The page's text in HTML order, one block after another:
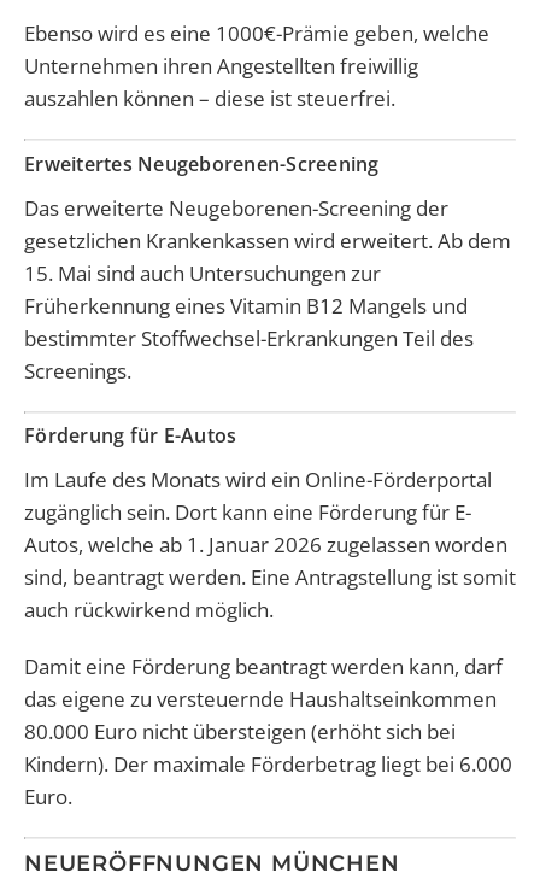
Ebenso wird es eine 1000€-Prämie geben, welche
Unternehmen ihren Angestellten freiwillig
auszahlen können – diese ist steuerfrei.
Erweitertes Neugeborenen-Screening
Das erweiterte Neugeborenen-Screening der
gesetzlichen Krankenkassen wird erweitert. Ab dem
15. Mai sind auch Untersuchungen zur
Früherkennung eines Vitamin B12 Mangels und
bestimmter Stoffwechsel-Erkrankungen Teil des
Screenings.
Förderung für E-Autos
Im Laufe des Monats wird ein Online-Förderportal
zugänglich sein. Dort kann eine Förderung für E-
Autos, welche ab 1. Januar 2026 zugelassen worden
sind, beantragt werden. Eine Antragstellung ist somit
auch rückwirkend möglich.
Damit eine Förderung beantragt werden kann, darf
das eigene zu versteuernde Haushaltseinkommen
80.000 Euro nicht übersteigen (erhöht sich bei
Kindern). Der maximale Förderbetrag liegt bei 6.000
Euro.
NEUERÖFFNUNGEN MÜNCHEN